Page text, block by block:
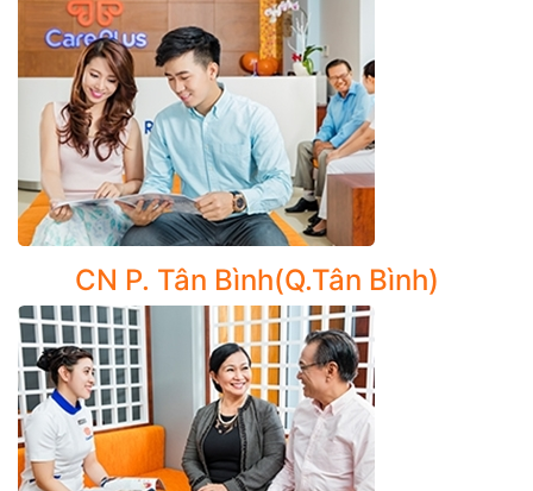
CarePlus Cancer Center còn cung cấp dịch vụ hỗ trợ
chuyển bệnh điều trị tại Singapore với những thủ tục
đơn giản và nhanh chóng cùng chi phí hợp lý phù hợp
với mọi khả năng tài chính.
3.Khám sàng lọc, tầm soát sớm nguy cơ Ung thư
Thấu hiểu tầm quan trọng của việc phát hiện ung thư ở
giai đoạn sớm, CarePlus Cancer Center thiết kế các
Tầm soát ung thư thường gặp ở phụ nữ
Tầm soát ung thư dạ dày
Tầm soát ung thư cổ tử cung
Tầm soát ung thư vòm họng
Tầm soát ung thư phổi
Tầm soát ung thư vú
Tầm soát ung thư tuyến giáp
CN P. Tân Bình(Q.Tân Bình)